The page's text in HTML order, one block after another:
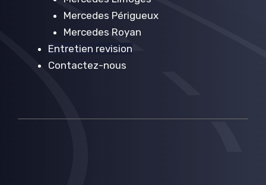
Mercedes Périgueux
Mercedes Royan
Entretien revision
Contactez-nous